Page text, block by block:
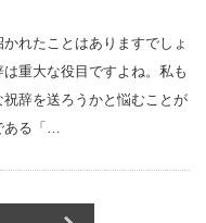
れたことはありますでしょ
重大な役目ですよね。私も
辞を送ろうかと悩むことが
ある「…